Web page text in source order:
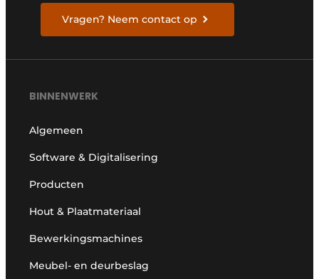
Vragen? Neem contact op
BINNENWERK
Algemeen
Software & Digitalisering
Producten
Hout & Plaatmateriaal
Bewerkingsmachines
Meubel- en deurbeslag